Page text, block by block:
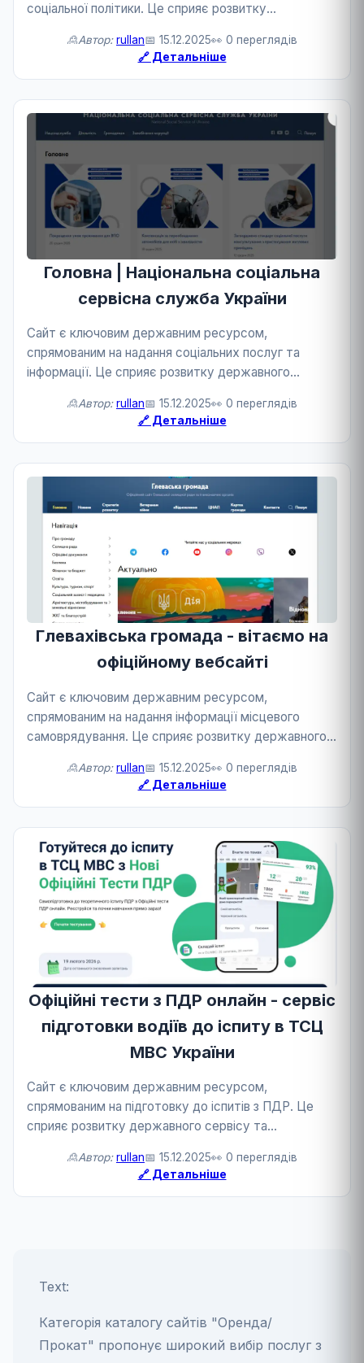
соціальної політики. Це сприяє розвитку
🙎Автор: rullan📅 15.12.2025👀 0 переглядів
🔗 Детальніше
Головна | Національна соціальна
сервісна служба України
Сайт є ключовим державним ресурсом,
спрямованим на надання соціальних послуг та
інформації. Це сприяє розвитку державного
🙎Автор: rullan📅 15.12.2025👀 0 переглядів
🔗 Детальніше
Глевахівська громада - вітаємо на
офіційному вебсайті
Сайт є ключовим державним ресурсом,
спрямованим на надання інформації місцевого
самоврядування. Це сприяє розвитку державного
🙎Автор: rullan📅 15.12.2025👀 0 переглядів
🔗 Детальніше
Офіційні тести з ПДР онлайн - сервіс
підготовки водіїв до іспиту в ТСЦ
МВС України
Сайт є ключовим державним ресурсом,
спрямованим на підготовку до іспитів з ПДР. Це
сприяє розвитку державного сервісу та
🙎Автор: rullan📅 15.12.2025👀 0 переглядів
🔗 Детальніше
Text:
Категорія каталогу сайтів "Оренда/
Прокат" пропонує широкий вибір послуг з